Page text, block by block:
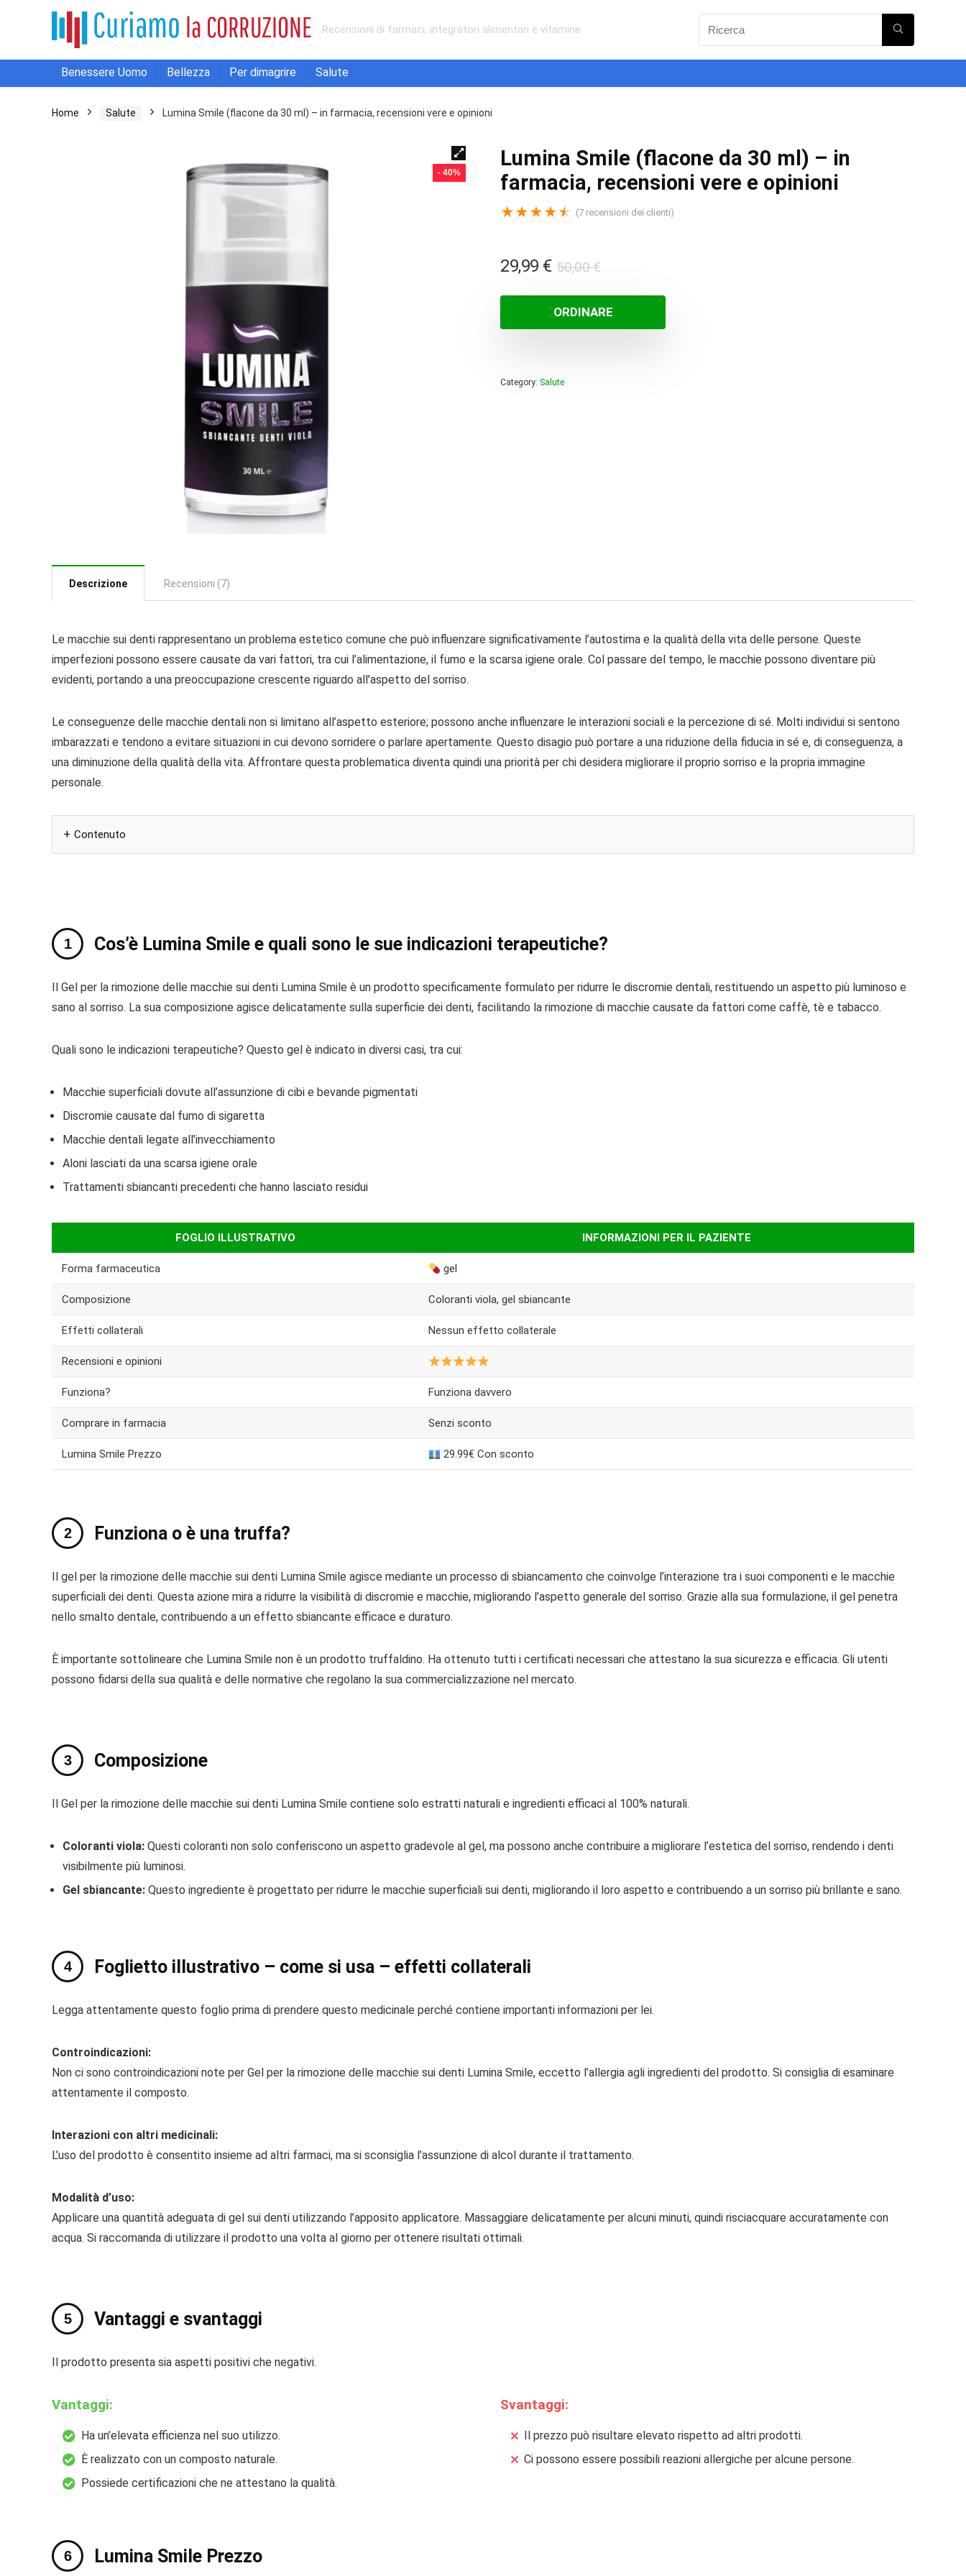
Recensioni di farmaci, integratori alimentari e vitamine
Benessere Uomo Bellezza Per dimagrire Salute
Home Salute Lumina Smile (flacone da 30 ml) – in farmacia, recensioni vere e opinioni
- 40%
Lumina Smile (flacone da 30 ml) – in
farmacia, recensioni vere e opinioni
★★★★★ (7 recensioni dei clienti)
50,00€Il
originale
era:
29,99 €
Il
attuale
è:
ORDINARE
Category: Salute
Descrizione Recensioni (7)
Le macchie sui denti rappresentano un problema estetico comune che può influenzare significativamente l’autostima e la qualità della vita delle persone. Queste
imperfezioni possono essere causate da vari fattori, tra cui l’alimentazione, il fumo e la scarsa igiene orale. Col passare del tempo, le macchie possono diventare più
evidenti, portando a una preoccupazione crescente riguardo all’aspetto del sorriso.
Le conseguenze delle macchie dentali non si limitano all’aspetto esteriore; possono anche influenzare le interazioni sociali e la percezione di sé. Molti individui si sentono
imbarazzati e tendono a evitare situazioni in cui devono sorridere o parlare apertamente. Questo disagio può portare a una riduzione della fiducia in sé e, di conseguenza, a
una diminuzione della qualità della vita. Affrontare questa problematica diventa quindi una priorità per chi desidera migliorare il proprio sorriso e la propria immagine
personale.
Contenuto
Cos’è Lumina Smile e quali sono le sue indicazioni terapeutiche?
Il Gel per la rimozione delle macchie sui denti Lumina Smile è un prodotto specificamente formulato per ridurre le discromie dentali, restituendo un aspetto più luminoso e
sano al sorriso. La sua composizione agisce delicatamente sulla superficie dei denti, facilitando la rimozione di macchie causate da fattori come caffè, tè e tabacco.
Quali sono le indicazioni terapeutiche? Questo gel è indicato in diversi casi, tra cui:
Macchie superficiali dovute all’assunzione di cibi e bevande pigmentati
Discromie causate dal fumo di sigaretta
Macchie dentali legate all’invecchiamento
Aloni lasciati da una scarsa igiene orale
Trattamenti sbiancanti precedenti che hanno lasciato residui
FOGLIO ILLUSTRATIVO INFORMAZIONI PER IL PAZIENTE
Forma farmaceutica gel
Composizione Coloranti viola, gel sbiancante
Effetti collaterali Nessun effetto collaterale
Recensioni e opinioni
Funziona? Funziona davvero
Comprare in farmacia Senzi sconto
Lumina Smile Prezzo 29.99€ Con sconto
Funziona o è una truffa?
Il gel per la rimozione delle macchie sui denti Lumina Smile agisce mediante un processo di sbiancamento che coinvolge l’interazione tra i suoi componenti e le macchie
superficiali dei denti. Questa azione mira a ridurre la visibilità di discromie e macchie, migliorando l’aspetto generale del sorriso. Grazie alla sua formulazione, il gel penetra
nello smalto dentale, contribuendo a un effetto sbiancante efficace e duraturo.
È importante sottolineare che Lumina Smile non è un prodotto truffaldino. Ha ottenuto tutti i certificati necessari che attestano la sua sicurezza e efficacia. Gli utenti
possono fidarsi della sua qualità e delle normative che regolano la sua commercializzazione nel mercato.
Composizione
Il Gel per la rimozione delle macchie sui denti Lumina Smile contiene solo estratti naturali e ingredienti efficaci al 100% naturali.
Coloranti viola: Questi coloranti non solo conferiscono un aspetto gradevole al gel, ma possono anche contribuire a migliorare l’estetica del sorriso, rendendo i denti
visibilmente più luminosi.
Gel sbiancante: Questo ingrediente è progettato per ridurre le macchie superficiali sui denti, migliorando il loro aspetto e contribuendo a un sorriso più brillante e sano.
Foglietto illustrativo – come si usa – effetti collaterali
Legga attentamente questo foglio prima di prendere questo medicinale perché contiene importanti informazioni per lei.
Controindicazioni:
Non ci sono controindicazioni note per Gel per la rimozione delle macchie sui denti Lumina Smile, eccetto l’allergia agli ingredienti del prodotto. Si consiglia di esaminare
attentamente il composto.
Interazioni con altri medicinali:
L’uso del prodotto è consentito insieme ad altri farmaci, ma si sconsiglia l’assunzione di alcol durante il trattamento.
Modalità d’uso:
Applicare una quantità adeguata di gel sui denti utilizzando l’apposito applicatore. Massaggiare delicatamente per alcuni minuti, quindi risciacquare accuratamente con
acqua. Si raccomanda di utilizzare il prodotto una volta al giorno per ottenere risultati ottimali.
Vantaggi e svantaggi
Il prodotto presenta sia aspetti positivi che negativi.
Vantaggi:
Ha un’elevata efficienza nel suo utilizzo.
È realizzato con un composto naturale.
Possiede certificazioni che ne attestano la qualità.
Svantaggi:
Il prezzo può risultare elevato rispetto ad altri prodotti.
Ci possono essere possibili reazioni allergiche per alcune persone.
Lumina Smile Prezzo